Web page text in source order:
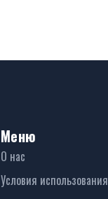
Меню
О нас
Условия использования